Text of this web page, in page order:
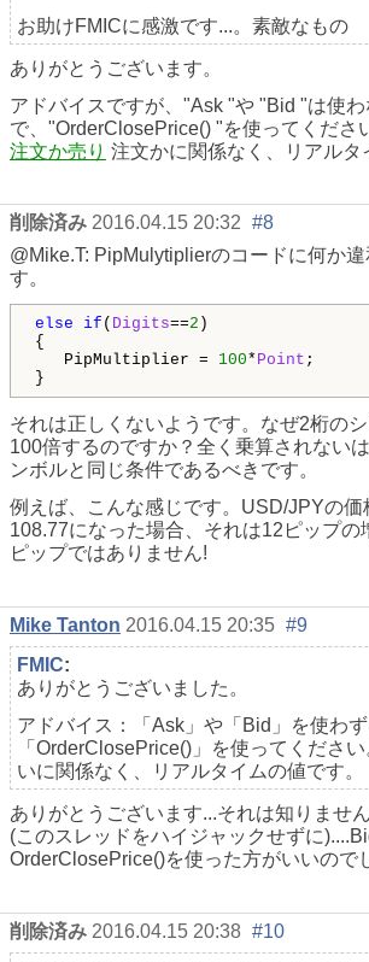
お助けFMICに感激です...。素敵なもの
ありがとうございます。
アドバイスですが、"Ask "や "Bid "は使わ
で、"OrderClosePrice() "を使ってくださ
注文か売り 注文かに関係なく、リアルタ
削除済み 2016.04.15 20:32 #8
@Mike.T: PipMulytiplierのコードに何か
す。
else if ( Digits==2 )
{
PipMultiplier = 100* Point ;
}
それは正しくないようです。なぜ2桁の
100倍するのですか？全く乗算されない
ンボルと同じ条件であるべきです。
例えば、こんな感じです。USD/JPYの価
108.77になった場合、それは12ピップの
ピップではありません!
Mike Tanton 2016.04.15 20:35 #9
FMIC:
ありがとうございました。
アドバイス：「Ask」や「Bid」を使わず
「OrderClosePrice()」を使ってくださ
いに関係なく、リアルタイムの値です。
ありがとうございます...それは知りませ
(このスレッドをハイジャックせずに
OrderClosePrice()を使った方がいいので
削除済み 2016.04.15 20:38 #10